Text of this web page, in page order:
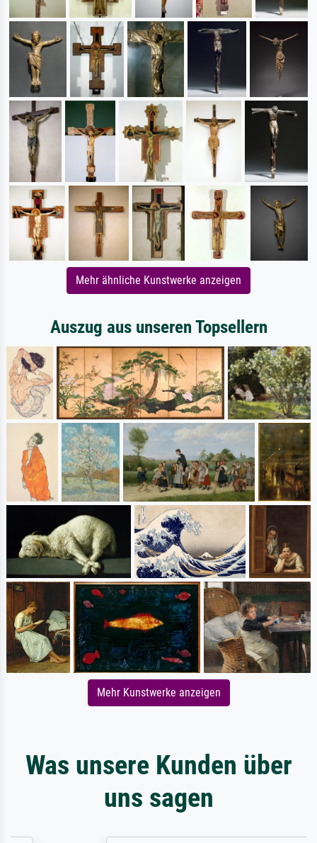
Mehr ähnliche Kunstwerke anzeigen
Auszug aus unseren Topsellern
Mehr Kunstwerke anzeigen
Was unsere Kunden über
uns sagen